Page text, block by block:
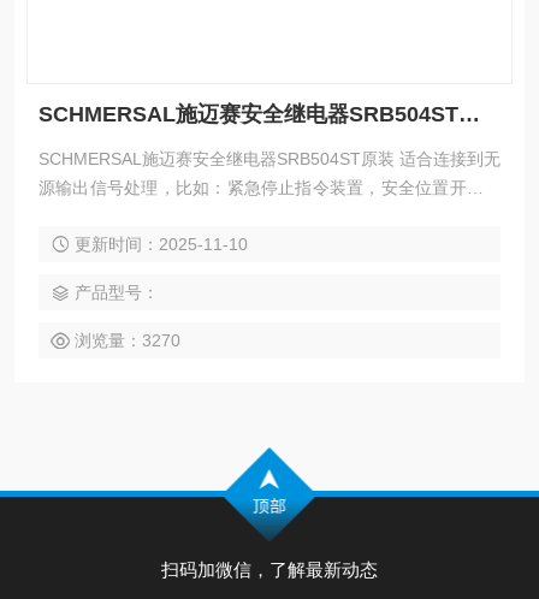
SCHMERSAL施迈赛安全继电器SRB504ST原装
SCHMERSAL施迈赛安全继电器SRB504ST原装 适合连接到无
源输出信号处理，比如：紧急停止指令装置，安全位置开关，
栅/光幕 适合安全磁开关输出信号评估 5 安全触点, STOP 0 4
更新时间：2025-11-10
产品型号：
浏览量：3270
扫码加微信，了解最新动态